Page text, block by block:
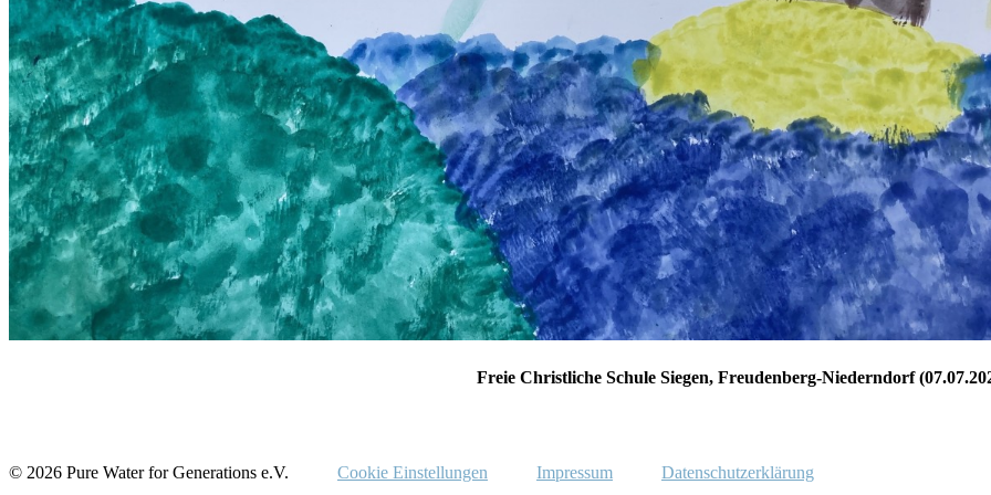
Freie Christliche Schule Siegen, Freudenberg-Niederndorf
© 2026 Pure Water for Generations e.V. Cookie Einstellungen Impressum Datenschutzerklärung